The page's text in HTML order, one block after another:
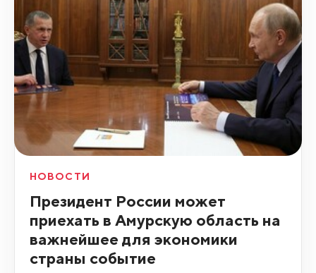
НОВОСТИ
Президент России может
приехать в Амурскую область на
важнейшее для экономики
страны событие